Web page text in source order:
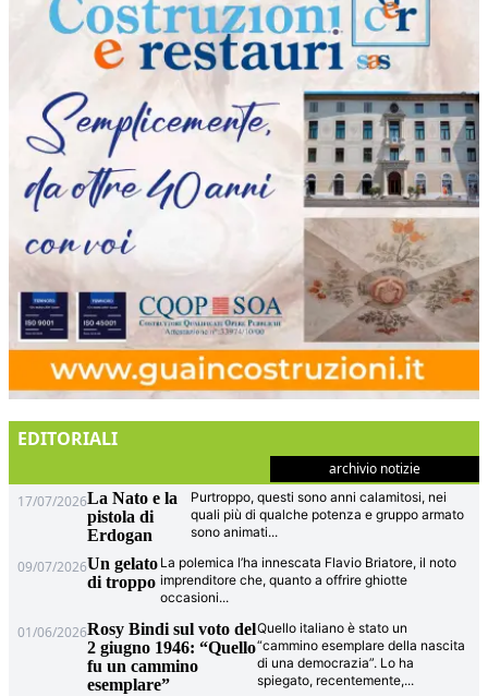
EDITORIALI
archivio notizie
17/07/2026La Nato e la
pistola di
Erdogan
Purtroppo, questi sono anni calamitosi, nei
quali più di qualche potenza e gruppo armato
sono animati...
09/07/2026Un gelato
di troppo
La polemica l’ha innescata Flavio Briatore, il noto
imprenditore che, quanto a offrire ghiotte
occasioni...
01/06/2026Rosy Bindi sul voto del
2 giugno 1946: “Quello
fu un cammino
esemplare”
Quello italiano è stato un
“cammino esemplare della nascita
di una democrazia”. Lo ha
spiegato, recentemente,...